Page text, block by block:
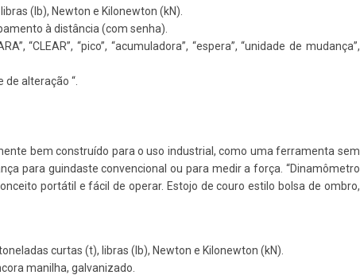
(lb), Newton e Kilonewton (kN).
à distância (com senha).
“CLEAR”, “pico”, “acumuladora”, “espera”, “unidade de mudança”,
de alteração “.
bem construído para o uso industrial, como uma ferramenta sem
para guindaste convencional ou para medir a força. “Dinamômetro
portátil e fácil de operar. Estojo de couro estilo bolsa de ombro,
curtas (t), libras (lb), Newton e Kilonewton (kN).
manilha, galvanizado.